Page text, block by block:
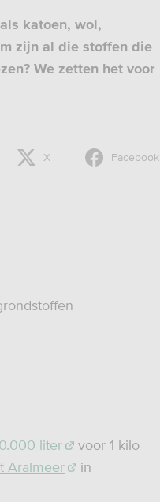
katoen, wol,
zijn al die stoffen die
We zetten het voor
X Facebook
liter
voor 1 kilo
Aralmeer
in